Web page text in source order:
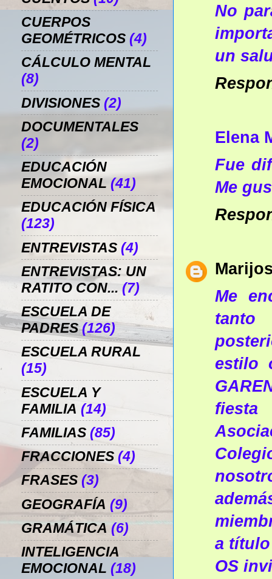
No
un
Elena
Fue
Me
Me
tanto
estilo
a
OS
CUERPOS
GEOMÉTRICOS (4)
CÁLCULO MENTAL
(8)
DIVISIONES (2)
DOCUMENTALES
(2)
EDUCACIÓN
EMOCIONAL (41)
EDUCACIÓN FÍSICA
(123)
ENTREVISTAS (4)
ENTREVISTAS: UN
RATITO CON... (7)
ESCUELA DE
PADRES (126)
ESCUELA RURAL
(15)
ESCUELA Y
FAMILIA (14)
FAMILIAS (85)
FRACCIONES (4)
FRASES (3)
GEOGRAFÍA (9)
GRAMÁTICA (6)
INTELIGENCIA
EMOCIONAL (18)